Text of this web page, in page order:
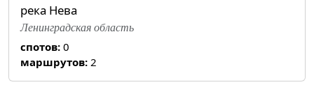
река Нева
Ленинградская область
спотов: 0
маршрутов: 2